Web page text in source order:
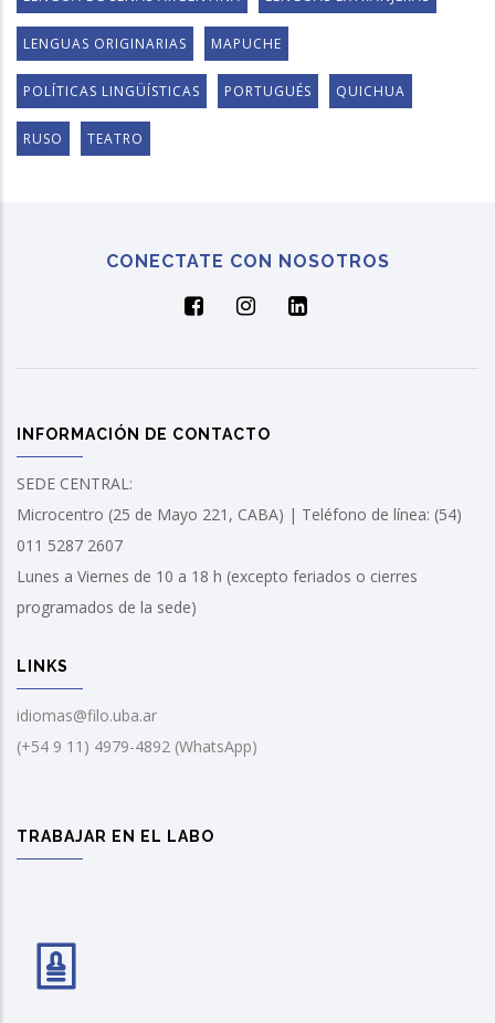
LENGUAS ORIGINARIAS MAPUCHE
POLÍTICAS LINGÜÍSTICAS PORTUGUÉS QUICHUA
RUSO TEATRO
CONECTATE CON NOSOTROS
INFORMACIÓN DE CONTACTO
SEDE CENTRAL:
Microcentro (25 de Mayo 221, CABA) | Teléfono de línea: (54)
011 5287 2607
Lunes a Viernes de 10 a 18 h (excepto feriados o cierres
programados de la sede)
LINKS
idiomas@filo.uba.ar
(+54 9 11) 4979-4892 (WhatsApp)
TRABAJAR EN EL LABO